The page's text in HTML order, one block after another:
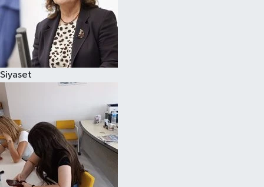
Siyaset